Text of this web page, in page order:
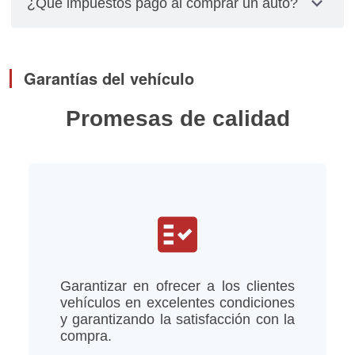
relacionados con placas, cambios de propietarios
¿Qué impuestos pago al comprar un auto?
tomando en cuenta el año del modelo del vehículo
Garantías del vehículo
Promesas de calidad
fact_check
Garantizar en ofrecer a los clientes
vehículos en excelentes condiciones
y garantizando la satisfacción con la
compra.